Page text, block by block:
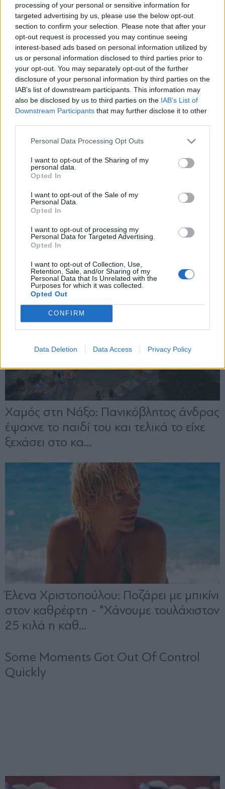
processing of your personal or sensitive information for
targeted advertising by us, please use the below opt-out
section to confirm your selection. Please note that after your
opt-out request is processed you may continue seeing
interest-based ads based on personal information utilized by
us or personal information disclosed to third parties prior to
your opt-out. You may separately opt-out of the further
disclosure of your personal information by third parties on the
IAB’s list of downstream participants. This information may
also be disclosed by us to third parties on the IAB’s List of
Downstream Participants that may further disclose it to other
Personal Data Processing Opt Outs
I want to opt-out of the Sharing of my
personal data.
Opted In
I want to opt-out of the Sale of my
Personal Data.
Opted In
I want to opt-out of processing my
Personal Data for Targeted Advertising.
Opted In
I want to opt-out of Collection, Use,
Retention, Sale, and/or Sharing of my
Personal Data that Is Unrelated with the
Purposes for which it was collected.
Opted Out
CONFIRM
Data Deletion Data Access Privacy Policy
Εγγραφή στο newsletter
Αποδέχομαι τους
και την πολιτική απορρήτου
X